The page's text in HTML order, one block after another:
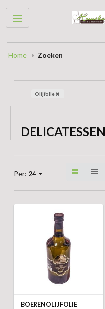
Home Zoeken
Olijfolie
DELICATESSEN
Per: 24
BOERENOLIJFOLIE